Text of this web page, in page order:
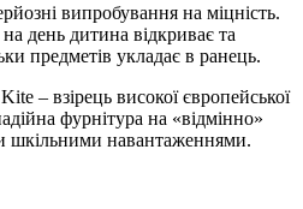
випробування на міцність.
на день дитина відкриває та
предметів укладає в ранець.
– взірець високої європейської
фурнітура на «відмінно»
шкільними навантаженнями.